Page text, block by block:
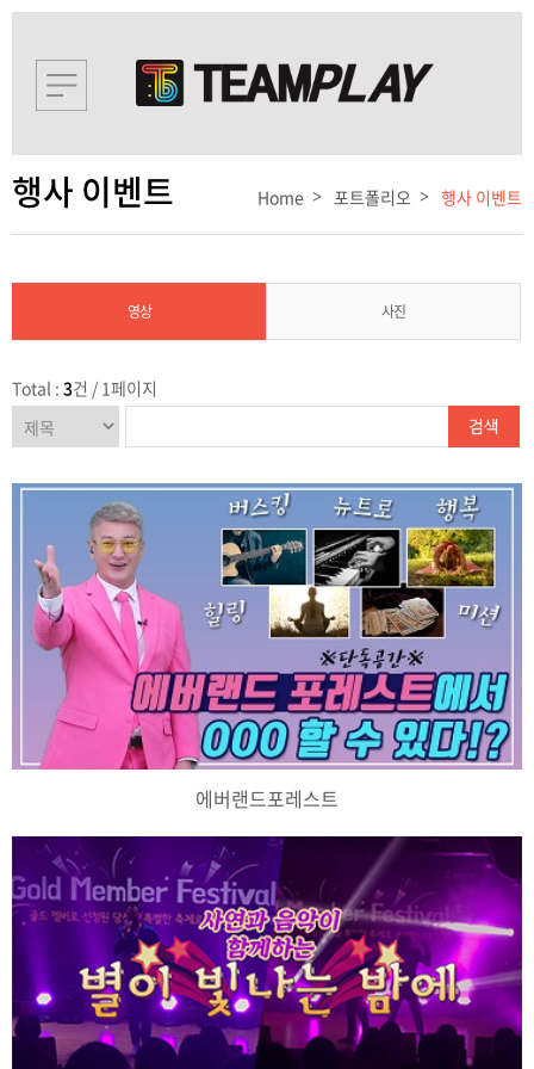
행사 이벤트 Home 포트폴리오 행사 이벤트
영상 사진
Total : 3건 / 1페이지
에버랜드포레스트